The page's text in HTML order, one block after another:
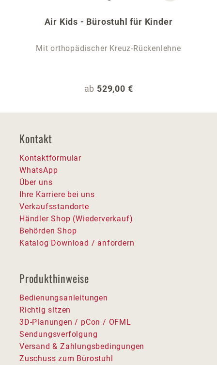
Air Kids - Bürostuhl für Kinder
Mit orthopädischer Kreuz-Rückenlehne
Regulärer Preis:
ab 529,00 €
Kontakt
Kontaktformular
WhatsApp
Über uns
Ihre Karriere bei uns
Verkaufsstandorte
Händler Shop (Wiederverkauf)
Behörden Shop
Katalog Download / anfordern
Produkthinweise
Bedienungsanleitungen
Richtig sitzen
3D-Planungen / pCon / OFML
Sendungsverfolgung
Versand & Zahlungsbedingungen
Zuschuss zum Bürostuhl